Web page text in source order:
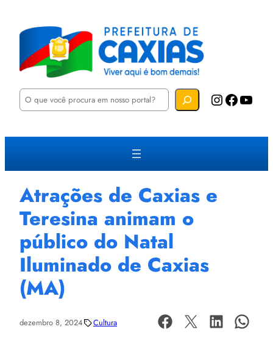
P
u
a
Instagram Facebook YouTube
Atrações de Caxias e
Teresina animam o
público do Natal
Iluminado de Caxias
(MA)
dezembro 8, 2024 Cultura